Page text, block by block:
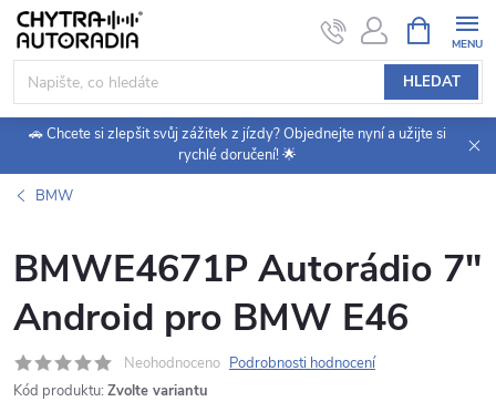
Přejít
obsah
HLEDAT
NÁKUPNÍ
KOŠÍK
🚗 Chcete si zlepšit svůj zážitek z jízdy? Objednejte nyní a užijte si
rychlé doručení! 🌟
BMW
BMWE4671P Autorádio 7"
Android pro BMW E46
Neohodnoceno Podrobnosti hodnocení
Kód produktu: Zvolte variantu